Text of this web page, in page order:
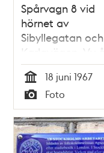
Spårvagn 8 vid
hörnet av
Sibyllegatan och
Karlavägen. Vy åt
norr
Tid
18 juni 1967
Typ
Foto